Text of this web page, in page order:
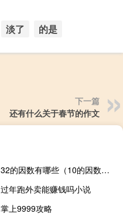
淡了 的是
下一篇
还有什么关于春节的作文
32的因数有哪些（10的因数有哪些）
过年跑外卖能赚钱吗小说
掌上9999攻略